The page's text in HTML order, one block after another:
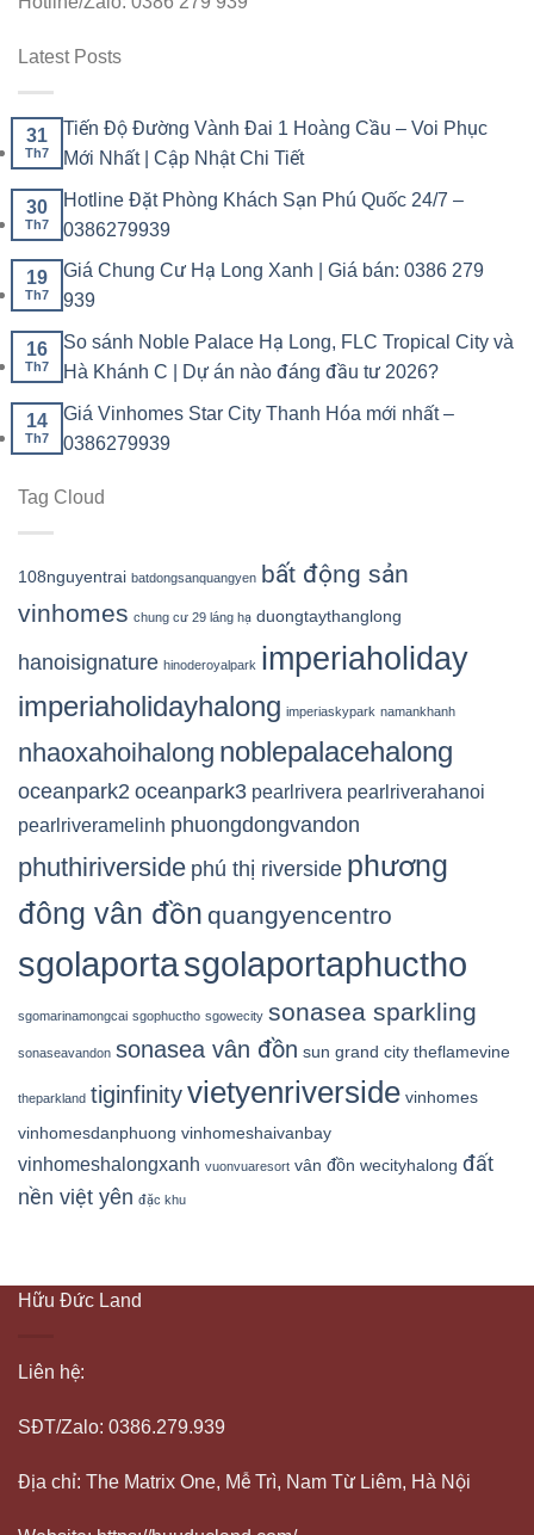
Latest Posts
31
Th7
Tiến Độ Đường Vành Đai 1 Hoàng Cầu – Voi Phục
Mới Nhất | Cập Nhật Chi Tiết
30
Th7
Hotline Đặt Phòng Khách Sạn Phú Quốc 24/7 –
0386279939
19
Th7
Giá Chung Cư Hạ Long Xanh | Giá bán: 0386 279
939
16
Th7
So sánh Noble Palace Hạ Long, FLC Tropical City và
Hà Khánh C | Dự án nào đáng đầu tư 2026?
14
Th7
Giá Vinhomes Star City Thanh Hóa mới nhất –
0386279939
Tag Cloud
108nguyentrai batdongsanquangyen bất động sản
vinhomes chung cư 29 láng hạ duongtaythanglong
hanoisignature hinoderoyalpark imperiaholiday
imperiaholidayhalong imperiaskypark namankhanh
nhaoxahoihalong noblepalacehalong
oceanpark2 oceanpark3 pearlrivera pearlriverahanoi
pearlriveramelinh phuongdongvandon
phuthiriverside phú thị riverside phương
đông vân đồn quangyencentro
sgolaportasgolaportaphuctho
sgomarinamongcai sgophuctho sgowecity sonasea sparkling
sonaseavandon sonasea vân đồn sun grand city theflamevine
theparkland tiginfinityvietyenriverside vinhomes
vinhomesdanphuong vinhomeshaivanbay
vinhomeshalongxanh vuonvuaresort vân đồn wecityhalong đất
nền việt yên đặc khu
Hữu Đức Land
Liên hệ:
SĐT/Zalo: 0386.279.939
Địa chỉ: The Matrix One, Mễ Trì, Nam Từ Liêm, Hà Nội